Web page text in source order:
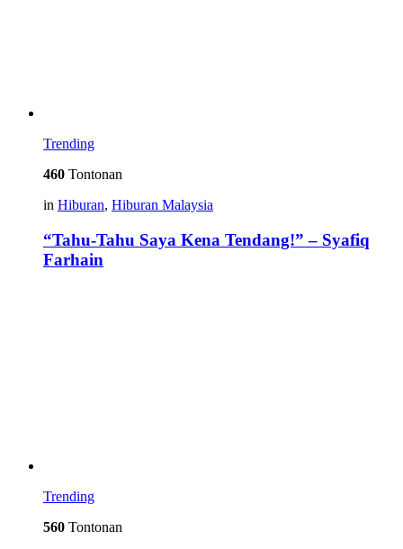
Trending
460 Tontonan
in Hiburan, Hiburan Malaysia
“Tahu-Tahu Saya Kena Tendang!” – Syafiq
Farhain
Trending
560 Tontonan